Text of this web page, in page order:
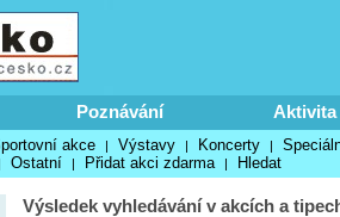
Poznávání Aktivita
akce | Výstavy | Koncerty |
Ostatní | Přidat akci zdarma | Hledat
Výsledek vyhledávání v akcích a